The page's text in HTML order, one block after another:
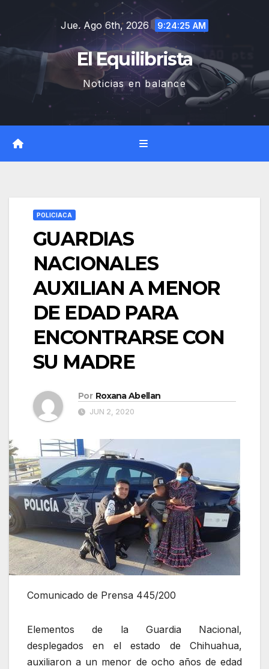
contenido
Jue. Ago 6th, 2026 9:24:25 AM
El Equilibrista
Noticias en balance
POLICIACA
GUARDIAS
NACIONALES
AUXILIAN A MENOR
DE EDAD PARA
ENCONTRARSE CON
SU MADRE
Por Roxana Abellan
JUN 2, 2020
Comunicado de Prensa 445/200
Elementos de la Guardia Nacional,
desplegados en el estado de Chihuahua,
auxiliaron a un menor de ocho años de edad